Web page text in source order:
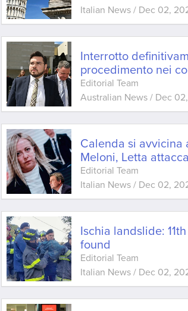
Italian News / Dec 02,
Interrotto
procedimento nei
Editorial Team
Australian News / Dec
Calenda si avvicina
Meloni, Letta
Editorial Team
Italian News / Dec 02,
Ischia landslide:
found
Editorial Team
Italian News / Dec 02,